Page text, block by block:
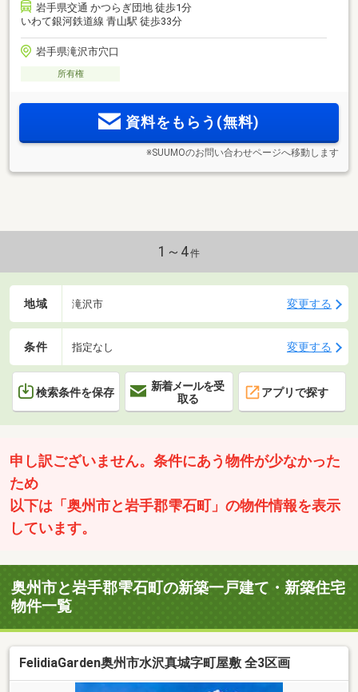
岩手県交通 かつらぎ団地 徒歩1分
いわて銀河鉄道線 青山駅 徒歩33分
岩手県滝沢市穴口
所有権
資料をもらう(無料)
※SUUMOのお問い合わせページへ移動します
1～4件
地域 滝沢市 変更する
条件 指定なし 変更する
検索条件を保存
新着メールを受
取る
アプリで探す
申し訳ございません。条件にあう物件が少なかった
ため
以下は「奥州市と岩手郡雫石町」の物件情報を表示
しています。
奥州市と岩手郡雫石町の新築一戸建て・新築住宅
物件一覧
FelidiaGarden奥州市水沢真城字町屋敷 全3区画